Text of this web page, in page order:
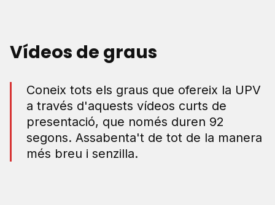
Vídeos de graus
Coneix tots els graus que ofereix la UPV
a través d'aquests vídeos curts de
presentació, que només duren 92
segons. Assabenta't de tot de la manera
més breu i senzilla.